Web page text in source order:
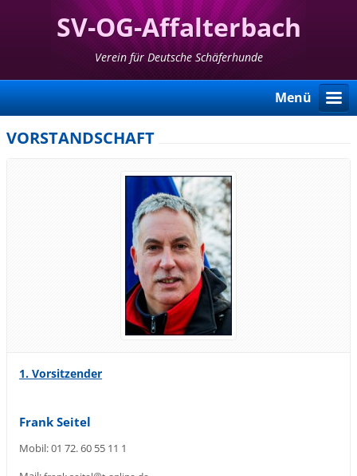
SV-OG-Affalterbach
Verein für Deutsche Schäferhunde
Menü
VORSTANDSCHAFT
1. Vorsitzender
Frank Seitel
Mobil: 01 72. 60 55 11 1